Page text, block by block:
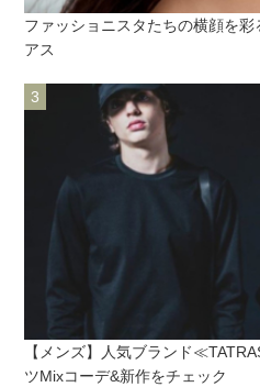
ファッショニスタたちの横顔を
アス
【メンズ】人気ブランド
ツMixコーデ&新作をチェック